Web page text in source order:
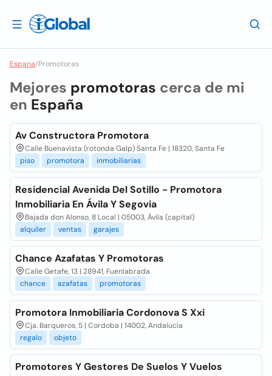
Espana/Promotoras
Mejores promotoras cerca de mi
en España
Av Constructora Promotora
Calle Buenavista (rotonda Galp) Santa Fe | 18320, Santa Fe
piso
promotora inmobiliarias
Residencial Avenida Del Sotillo - Promotora
Inmobiliaria En Ávila Y Segovia
Bajada don Alonso, 8 Local | 05003, Ávila (capital)
alquiler
ventas garajes
Chance Azafatas Y Promotoras
Calle Getafe, 13 | 28941, Fuenlabrada
chance
azafatas promotoras
Promotora Inmobiliaria Cordonova S Xxi
Cja. Barqueros, 5 | Cordoba | 14002, Andalucía
regalo
objeto
Promotores Y Gestores De Suelos Y Vuelos